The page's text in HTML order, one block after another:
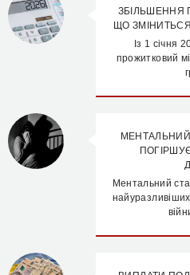
ЗБІЛЬШЕННЯ
ЩО ЗМІНИТЬСЯ
Із 1 січня
прожитковий
МЕНТАЛЬНИЙ
Ментальний